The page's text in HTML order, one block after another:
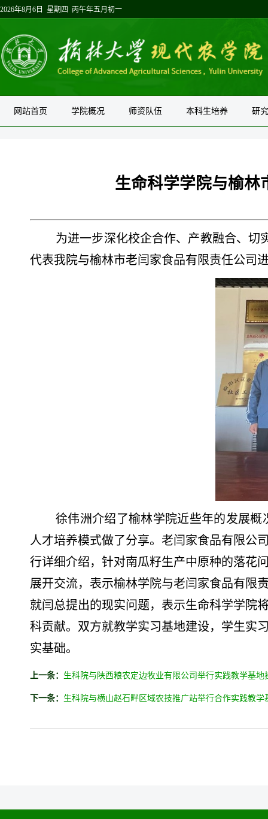
2026年8月6日 星期四 丙午年五月初一
网站首页 学院概况 师资队伍 本科生培养 研
生命科学学院与榆林
为进一步深化校企合作、产教融合、切
代表我院与榆林市老闫家食品有限责任公司
徐伟洲介绍了榆林学院近些年的发展
人才培养模式做了分享。老闫家食品有限公
行详细介绍，针对南瓜籽生产中原种的落花
展开交流，表示榆林学院与老闫家食品有限
就闫总提出的现实问题，表示生命科学学院
科贡献。双方就教学实习基地建设，学生实
实基础。
上一条： 生科院与陕西粮农定边牧业有限公司举行实践教学基地
下一条： 生科院与横山赵石畔区域农技推广站举行合作实践教学